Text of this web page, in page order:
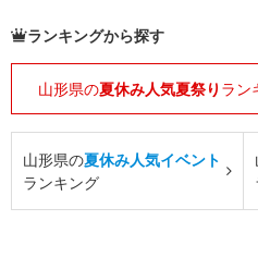
ランキングから探す
山形県の夏休み人気夏祭り ラン
山形県の夏休み人気イベント
ランキング